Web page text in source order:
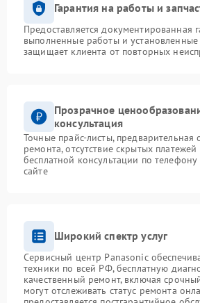
Гарантия на работы и
Предоставляется документированная
выполненные работы и установленные
защищает клиента от повторных
Прозрачное
консультация
Точные прайс-листы, предварительная
ремонта, отсутствие скрытых
бесплатной консультации по
сайте
Широкий спектр услуг
Сервисный центр Panasonic
техники по всей РФ, бесплатную
качественный ремонт, включая
могут отслеживать статус ремонта